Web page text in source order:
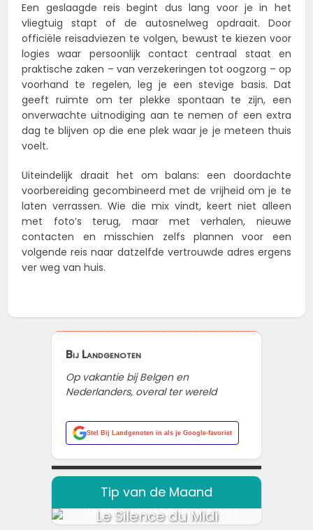
Een geslaagde reis begint dus lang voor je in het
vliegtuig stapt of de autosnelweg opdraait. Door
officiële reisadviezen te volgen, bewust te kiezen voor
logies waar persoonlijk contact centraal staat en
praktische zaken – van verzekeringen tot oogzorg – op
voorhand te regelen, leg je een stevige basis. Dat
geeft ruimte om ter plekke spontaan te zijn, een
onverwachte uitnodiging aan te nemen of een extra
dag te blijven op die ene plek waar je je meteen thuis
voelt.
Uiteindelijk draait het om balans: een doordachte
voorbereiding gecombineerd met de vrijheid om je te
laten verrassen. Wie die mix vindt, keert niet alleen
met foto’s terug, maar met verhalen, nieuwe
contacten en misschien zelfs plannen voor een
volgende reis naar datzelfde vertrouwde adres ergens
ver weg van huis.
Bij Landgenoten
Op vakantie bij Belgen en
Nederlanders, overal ter wereld
Stel Bij Landgenoten in als je Google-favoriet
Tip van de Maand
Le Silence du Midi